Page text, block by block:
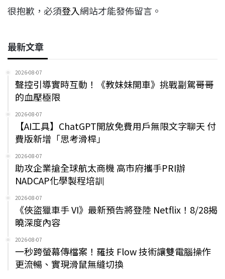
很抱歉，必須登入網站才能發佈留言。
最新文章
2026-08-07
聲控引導實時互動！《教妹妹開車》挑戰副駕哥哥
的血壓極限
2026-08-07
【AI工具】ChatGPT開放免費用戶無限文字聊天 付
費版新增「思考滑桿」
2026-08-07
助攻企業搶全球航太商機 高市府攜手PRI辦
NADCAP化學製程培訓
2026-08-07
《俠盜獵車手 VI》最新預告將登陸 Netflix！8/28揭
曉深度內容
2026-08-07
一秒跨螢幕傳檔案！羅技 Flow 技術讓雙電腦操作
更流暢、實現滑鼠無縫切換